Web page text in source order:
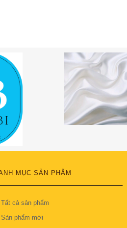
MỤC SẢN PHẨM
Tất cả sản phẩm
Sản phẩm mới